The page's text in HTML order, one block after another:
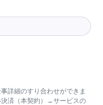
詳細のすり合わせができま
済（本契約）→サービスの